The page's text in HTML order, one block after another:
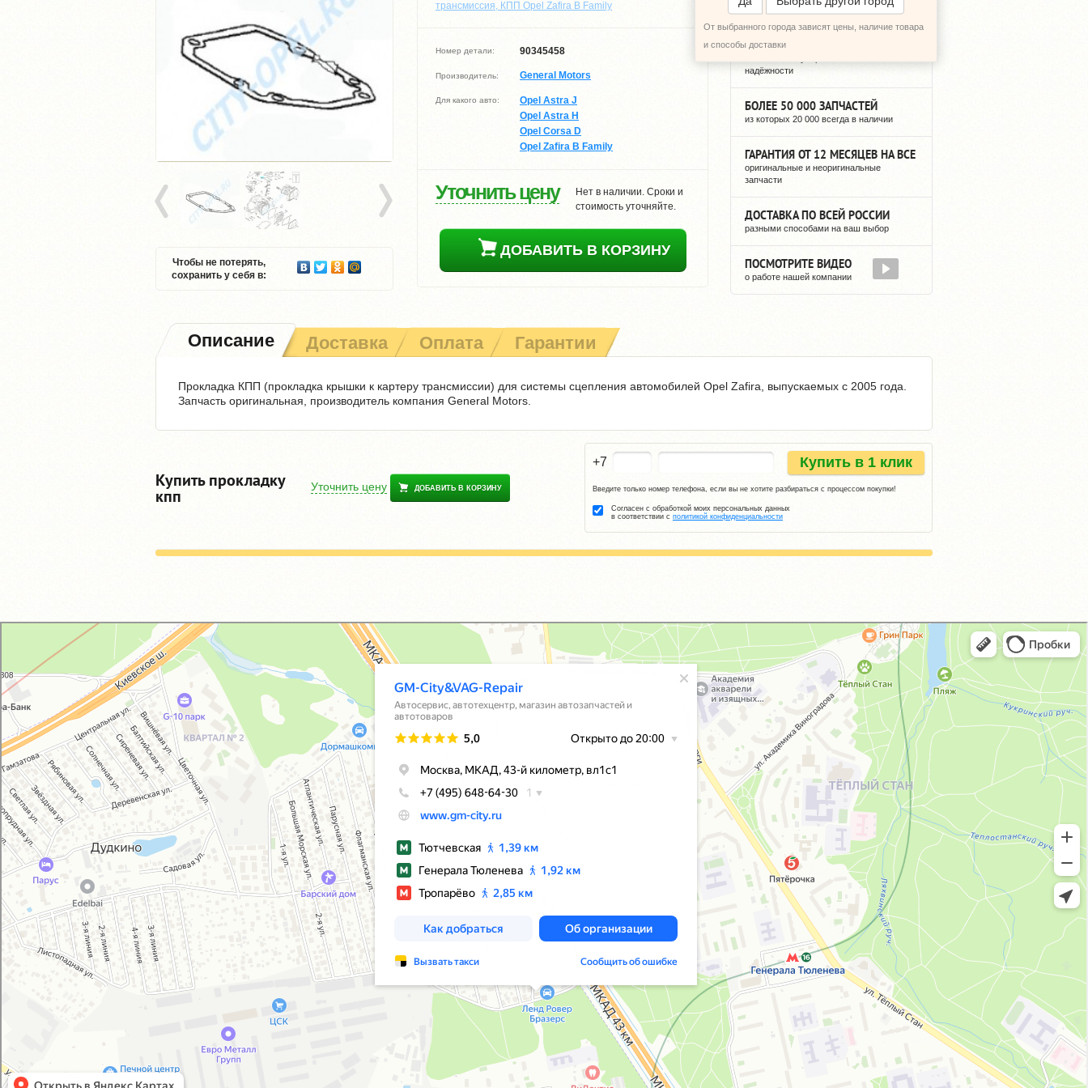
трансмиссия, КПП Opel Zafira B Family
Чтобы не потерять,
сохранить у себя в:
Номер детали: 90345458
Производитель: General Motors
Для какого авто:
Opel Astra J
Opel Astra H
Opel Corsa D
Opel Zafira B Family
Уточнить цену
Нет в наличии. Сроки и
стоимость уточняйте.
ДОБАВИТЬ В КОРЗИНУ
От выбранного города зависят цены, наличие товара
и способы доставки12 ЛЕТ РЕГУЛЯРНЫХ ПОСТАВОК
надёжности
БОЛЕЕ 50 000 ЗАПЧАСТЕЙ
из которых 20 000 всегда в наличии
ГАРАНТИЯ ОТ 12 МЕСЯЦЕВ НА ВСЕ
оригинальные и неоригинальные
запчасти
ДОСТАВКА ПО ВСЕЙ РОССИИ
разными способами на ваш выбор
ПОСМОТРИТЕ ВИДЕО
о работе нашей компании
Описание Доставка Оплата Гарантии
Прокладка КПП (прокладка крышки к картеру трансмиссии) для системы сцепления автомобилей Opel Zafira, выпускаемых с 2005 года.
Запчасть оригинальная, производитель компания General Motors.
Купить прокладку
кпп Уточнить цену ДОБАВИТЬ В КОРЗИНУ
+7 Купить в 1 клик
Введите только номер телефона, если вы не хотите разбираться с процессом покупки!
Согласен с обработкой моих персональных данных
в соответствии с политикой конфиденциальности
GM-City&VAG-Repair
Автосервис, автотехцентр в Москве
Магазин автозапчастей и автотоваров в Москве